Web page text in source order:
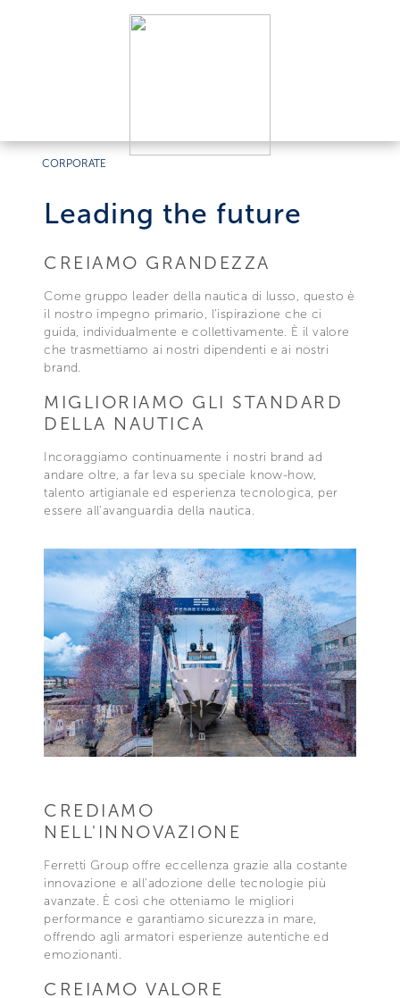
CORPORATE
Leading the future
CREIAMO GRANDEZZA
Come gruppo leader della nautica di lusso, questo è
il nostro impegno primario, l'ispirazione che ci
guida, individualmente e collettivamente. È il valore
che trasmettiamo ai nostri dipendenti e ai nostri
brand.
MIGLIORIAMO GLI STANDARD
DELLA NAUTICA
Incoraggiamo continuamente i nostri brand ad
andare oltre, a far leva su speciale know-how,
talento artigianale ed esperienza tecnologica, per
essere all'avanguardia della nautica.
CREDIAMO
NELL'INNOVAZIONE
Ferretti Group offre eccellenza grazie alla costante
innovazione e all'adozione delle tecnologie più
avanzate. È così che otteniamo le migliori
performance e garantiamo sicurezza in mare,
offrendo agli armatori esperienze autentiche ed
emozionanti.
CREIAMO VALORE